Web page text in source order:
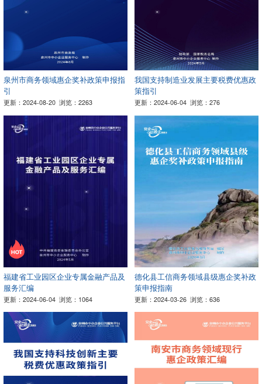
泉州市商务领域惠企奖补政策申报指
引
更新：2024-08-20 浏览：2263
我国支持制造业发展主要税费优惠政
策指引
更新：2024-06-04 浏览：276
福建省工业园区企业专属金融产品及
服务汇编
更新：2024-06-04 浏览：1064
德化县工信商务领域县级惠企奖补政
策申报指南
更新：2024-03-26 浏览：636